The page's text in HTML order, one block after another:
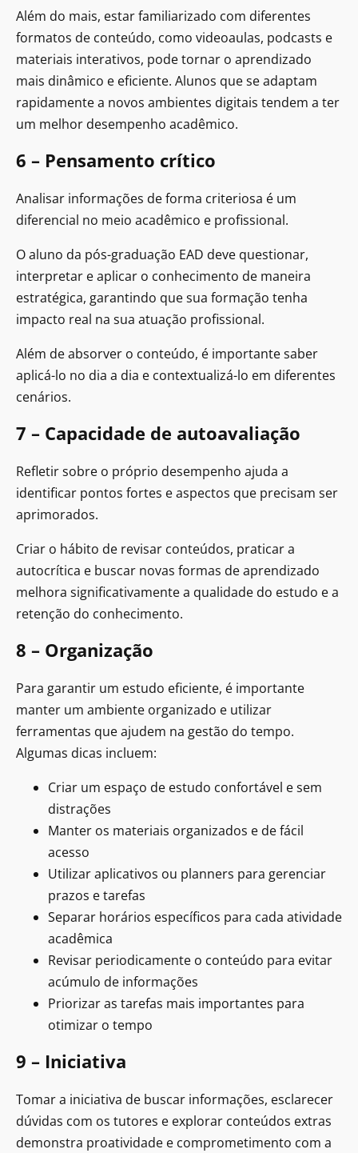
Além do mais, estar familiarizado com diferentes
formatos de conteúdo, como videoaulas, podcasts e
materiais interativos, pode tornar o aprendizado
mais dinâmico e eficiente. Alunos que se adaptam
rapidamente a novos ambientes digitais tendem a ter
um melhor desempenho acadêmico.
6 – Pensamento crítico
Analisar informações de forma criteriosa é um
diferencial no meio acadêmico e profissional.
O aluno da pós-graduação EAD deve questionar,
interpretar e aplicar o conhecimento de maneira
estratégica, garantindo que sua formação tenha
impacto real na sua atuação profissional.
Além de absorver o conteúdo, é importante saber
aplicá-lo no dia a dia e contextualizá-lo em diferentes
cenários.
7 – Capacidade de autoavaliação
Refletir sobre o próprio desempenho ajuda a
identificar pontos fortes e aspectos que precisam ser
aprimorados.
Criar o hábito de revisar conteúdos, praticar a
autocrítica e buscar novas formas de aprendizado
melhora significativamente a qualidade do estudo e a
retenção do conhecimento.
8 – Organização
Para garantir um estudo eficiente, é importante
manter um ambiente organizado e utilizar
ferramentas que ajudem na gestão do tempo.
Algumas dicas incluem:
Criar um espaço de estudo confortável e sem
distrações
Manter os materiais organizados e de fácil
acesso
Utilizar aplicativos ou planners para gerenciar
prazos e tarefas
Separar horários específicos para cada atividade
acadêmica
Revisar periodicamente o conteúdo para evitar
acúmulo de informações
Priorizar as tarefas mais importantes para
otimizar o tempo
9 – Iniciativa
Tomar a iniciativa de buscar informações, esclarecer
dúvidas com os tutores e explorar conteúdos extras
demonstra proatividade e comprometimento com a